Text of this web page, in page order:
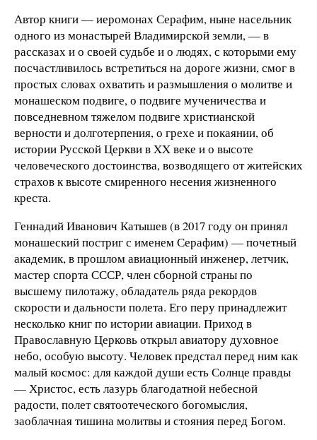
Автор книги — иеромонах Серафим, ныне насельник
одного из монастырей Владимирской земли, — в
рассказах и о своей судьбе и о людях, с которыми ему
посчастливилось встретиться на дороге жизни, смог в
простых словах охватить и размышления о молитве и
монашеском подвиге, о подвиге мученичества и
повседневном тяжелом подвиге христианской
верности и долготерпения, о грехе и покаянии, об
истории Русской Церкви в XX веке и о высоте
человеческого достоинства, возводящего от житейских
страхов к высоте смиренного несения жизненного
креста.
Геннадий Иванович Катышев (в 2017 году он принял
монашеский постриг с именем Серафим) — почетный
академик, в прошлом авиационный инженер, летчик,
мастер спорта СССР, член сборной страны по
высшему пилотажу, обладатель ряда рекордов
скорости и дальности полета. Его перу принадлежит
несколько книг по истории авиации. Приход в
Православную Церковь открыл авиатору духовное
небо, особую высоту. Человек предстал перед ним как
малый космос: для каждой души есть Солнце правды
— Христос, есть лазурь благодатной небесной
радости, полет святоотеческого богомыслия,
заоблачная тишина молитвы и стояния перед Богом.